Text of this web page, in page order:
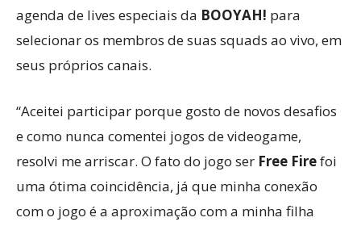
agenda de lives especiais da BOOYAH! para
selecionar os membros de suas squads ao vivo, em
seus próprios canais.
“Aceitei participar porque gosto de novos desafios
e como nunca comentei jogos de videogame,
resolvi me arriscar. O fato do jogo ser Free Firefoi
uma ótima coincidência, já que minha conexão
com o jogo é a aproximação com a minha filha